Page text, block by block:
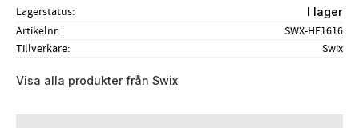
Lagerstatus I lager
Artikelnr
SWX-HF1616
Tillverkare
Swix
Visa alla produkter från Swix